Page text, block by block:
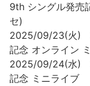
9th シングル発売
セ)
2025/09/23(火)
記念 オンライン
2025/09/24(水)
記念 ミニライブ